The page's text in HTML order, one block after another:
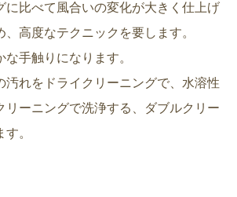
に比べて風合いの変化が大きく仕上げ
高度なテクニックを要します。
手触りになります。
汚れをドライクリーニングで、水溶性
リーニングで洗浄する、ダブルクリー
。